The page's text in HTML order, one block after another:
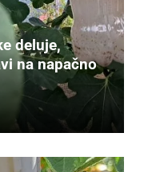
deluje,
na napačno